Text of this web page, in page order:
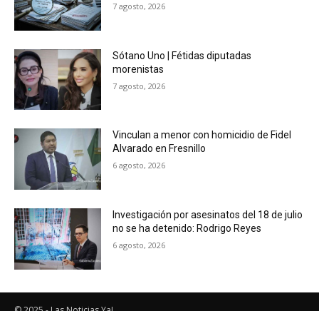
7 agosto, 2026
Sótano Uno | Fétidas diputadas
morenistas
7 agosto, 2026
Vinculan a menor con homicidio de Fidel
Alvarado en Fresnillo
6 agosto, 2026
Investigación por asesinatos del 18 de julio
no se ha detenido: Rodrigo Reyes
6 agosto, 2026